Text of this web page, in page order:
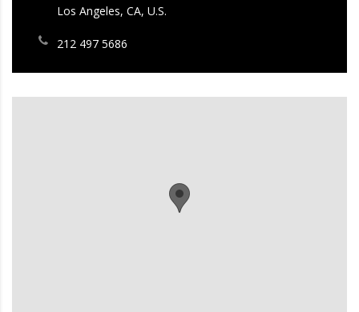
Los Angeles, CA, U.S.
212 497 5686